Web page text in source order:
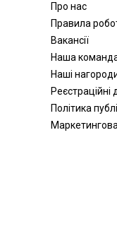
Про нас
Правила
Вакансії
Наша
Наші
Реєстраційні
Політика